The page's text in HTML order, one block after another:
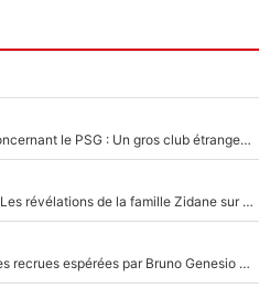
Ferran Torres a pris sa décision concernant le PSG : Un gros club étranger prêt à relancer le feuilleton pour la signature du champion du monde 2026 !
«Il est très heureux et impatient» : Les révélations de la famille Zidane sur sa prise de pouvoir en équipe de France !
Plus de 100M€ pour l'OM : Voici les recrues espérées par Bruno Genesio et Grégory Lorenzi après l’opération dégraissage